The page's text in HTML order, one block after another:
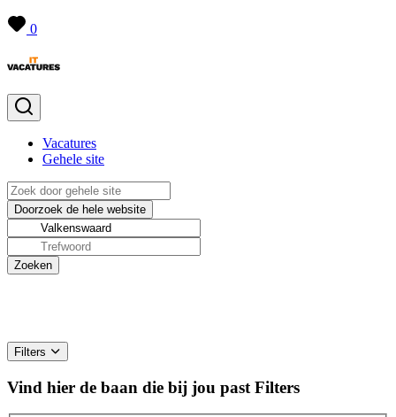
0
Vacatures
Gehele site
Filters
Vind hier de baan die bij jou past Filters